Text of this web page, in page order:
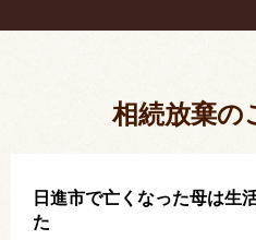
相続放棄の
日進市で亡くなった母は生
た